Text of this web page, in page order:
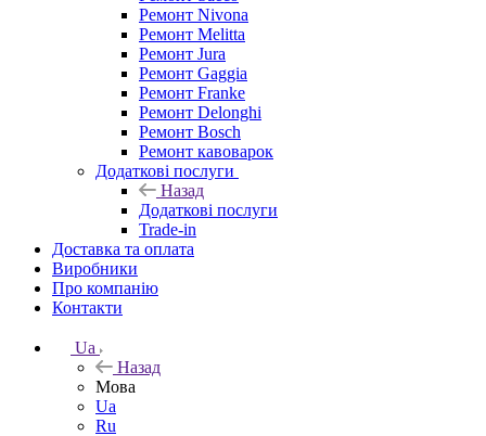
Ремонт Nivona
Ремонт Melitta
Ремонт Jura
Ремонт Gaggia
Ремонт Franke
Ремонт Delonghi
Ремонт Bosch
Ремонт кавоварок
Додаткові послуги
Назад
Додаткові послуги
Trade-in
Доставка та оплата
Виробники
Про компанію
Контакти
Ua
Назад
Мова
Ua
Ru